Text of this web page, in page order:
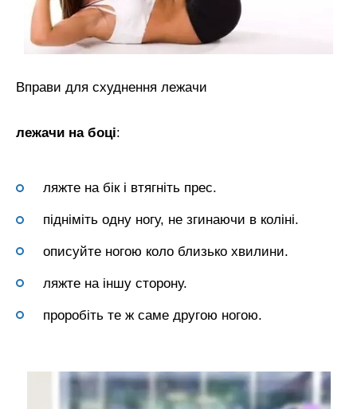
Вправи для схуднення лежачи
лежачи на боці:
ляжте на бік і втягніть прес.
підніміть одну ногу, не згинаючи в коліні.
описуйте ногою коло близько хвилини.
ляжте на іншу сторону.
проробіть те ж саме другою ногою.